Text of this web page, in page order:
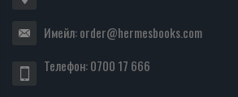
Имейл:order@hermesbooks.com
Телефон:0700 17 666